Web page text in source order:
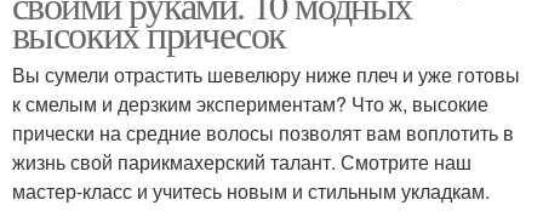
высоких причесок
Вы сумели отрастить шевелюру ниже плеч и уже готовы
к смелым и дерзким экспериментам? Что ж, высокие
прически на средние волосы позволят вам воплотить в
жизнь свой парикмахерский талант. Смотрите наш
мастер-класс и учитесь новым и стильным укладкам.